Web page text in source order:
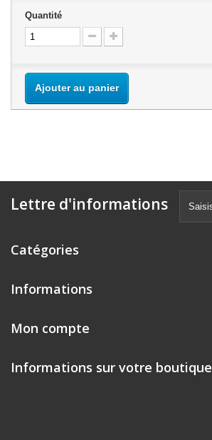
Quantité
Ajouter au panier
Lettre d'informations
Catégories
Informations
Mon compte
Informations sur votre boutique